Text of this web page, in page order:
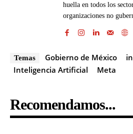
huella en todos los
organizaciones no
Temas Gobierno de México
Inteligencia Artificial
Meta
Recomendamos...